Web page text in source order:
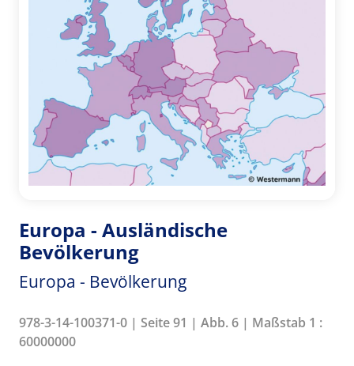
Europa - Ausländische
Bevölkerung
Europa - Bevölkerung
978-3-14-100371-0 | Seite 91 | Abb. 6 | Maßstab 1 :
60000000